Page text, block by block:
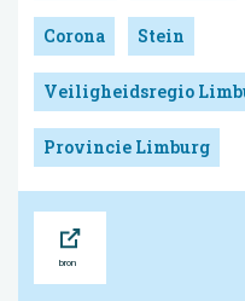
Corona Stein
Veiligheidsregio
Provincie Limburg